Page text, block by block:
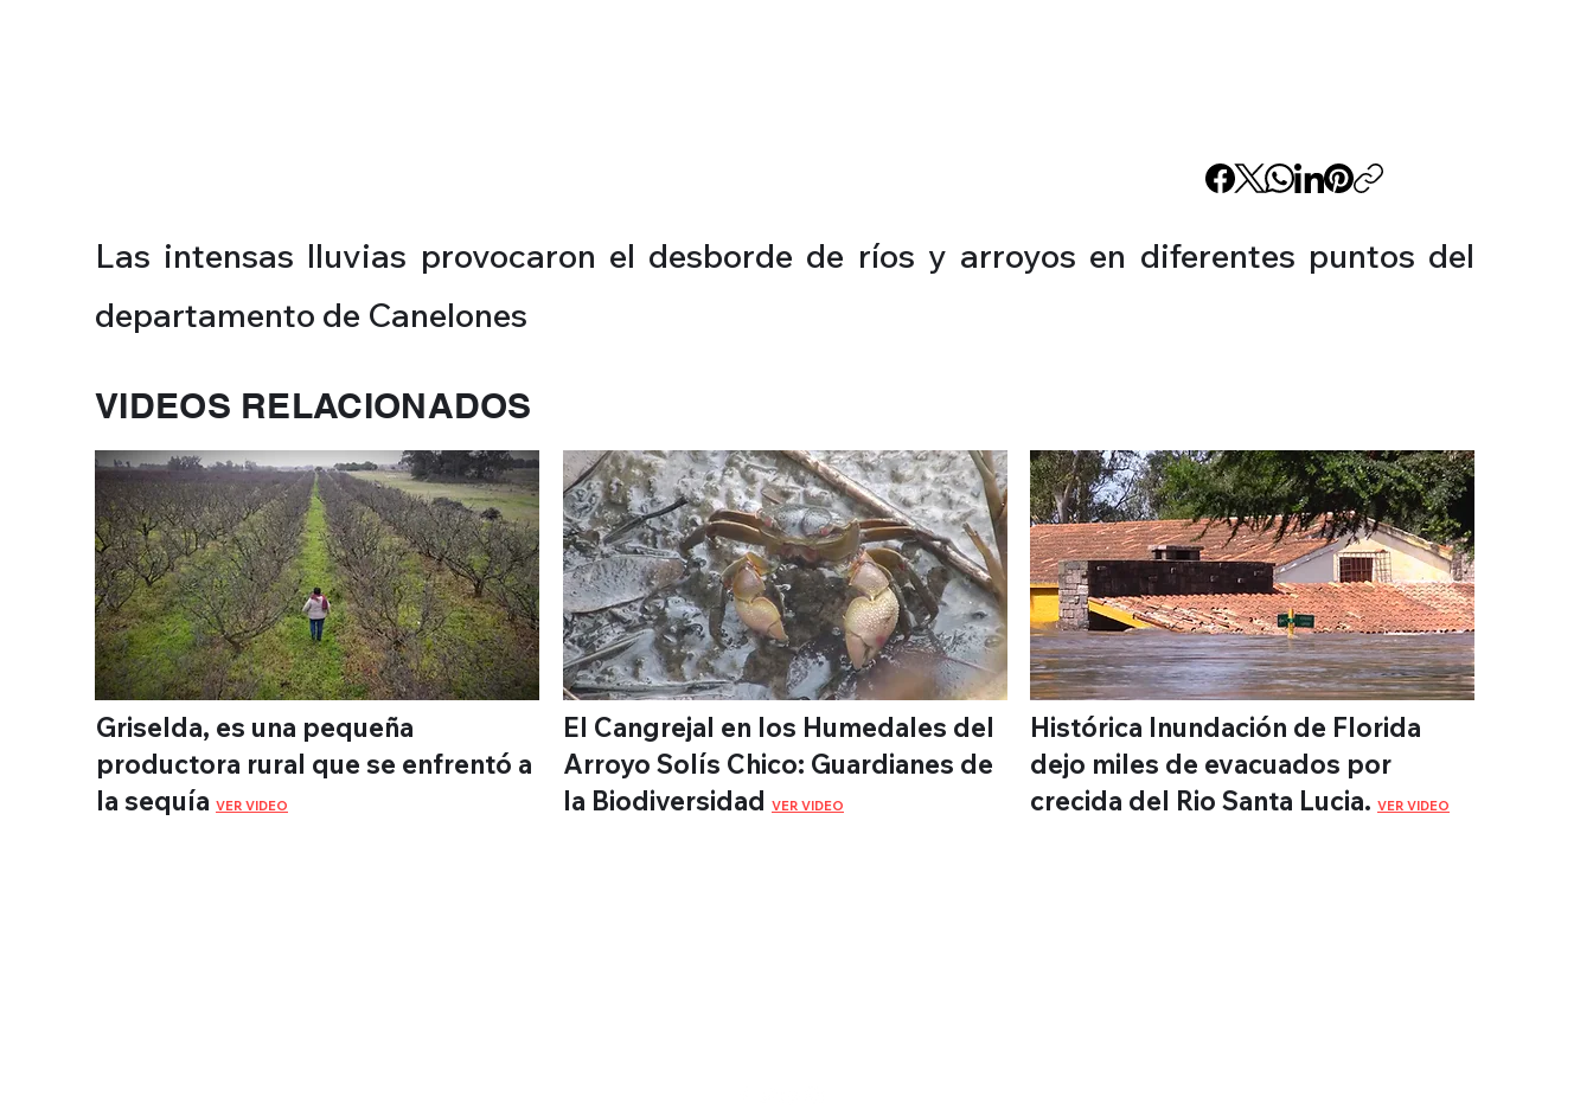
Las intensas lluvias provocaron el desborde de ríos y arroyos en diferentes puntos del
departamento de Canelones
VIDEOS RELACIONADOS
Griselda, es una pequeña
productora rural que se enfrentó a
la sequía VER VIDEO
El Cangrejal en los Humedales del
Arroyo Solís Chico: Guardianes de
la Biodiversidad VER VIDEO
Histórica Inundación de Florida
dejo miles de evacuados por
crecida del Rio Santa Lucia. VER VIDEO